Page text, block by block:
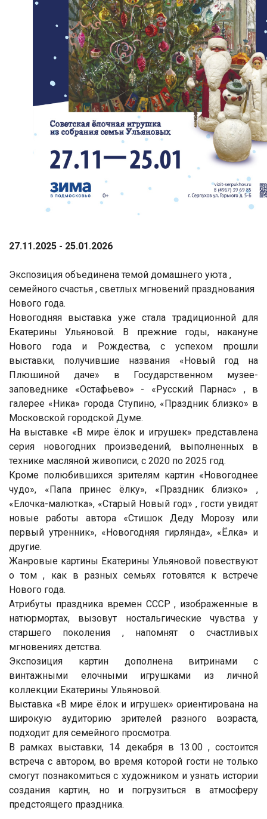
27.11.2025 - 25.01.2026
Экспозиция объединена темой домашнего уюта ,
семейного счастья , светлых мгновений празднования
Нового года.
Новогодняя выставка уже стала традиционной для
Екатерины Ульяновой. В прежние годы, накануне
Нового года и Рождества, с успехом прошли
выставки, получившие названия «Новый год на
Плюшиной даче» в Государственном музее-
заповеднике «Остафьево» - «Русский Парнас» , в
галерее «Ника» города Ступино, «Праздник близко» в
Московской городской Думе.
На выставке «В мире ёлок и игрушек» представлена
серия новогодних произведений, выполненных в
технике масляной живописи, с 2020 по 2025 год.
Кроме полюбившихся зрителям картин «Новогоднее
чудо», «Папа принес ёлку», «Праздник близко» ,
«Елочка-малютка», «Старый Новый год» , гости увидят
новые работы автора «Стишок Деду Морозу или
первый утренник», «Новогодняя гирлянда», «Ёлка» и
другие.
Жанровые картины Екатерины Ульяновой повествуют
о том , как в разных семьях готовятся к встрече
Нового года.
Атрибуты праздника времен СССР , изображенные в
натюрмортах, вызовут ностальгические чувства у
старшего поколения , напомнят о счастливых
мгновениях детства.
Экспозиция картин дополнена витринами с
винтажными елочными игрушками из личной
коллекции Екатерины Ульяновой.
Выставка «В мире ёлок и игрушек» ориентирована на
широкую аудиторию зрителей разного возраста,
подходит для семейного просмотра.
В рамках выставки, 14 декабря в 13.00 , состоится
встреча с автором, во время которой гости не только
смогут познакомиться с художником и узнать истории
создания картин, но и погрузиться в атмосферу
предстоящего праздника.